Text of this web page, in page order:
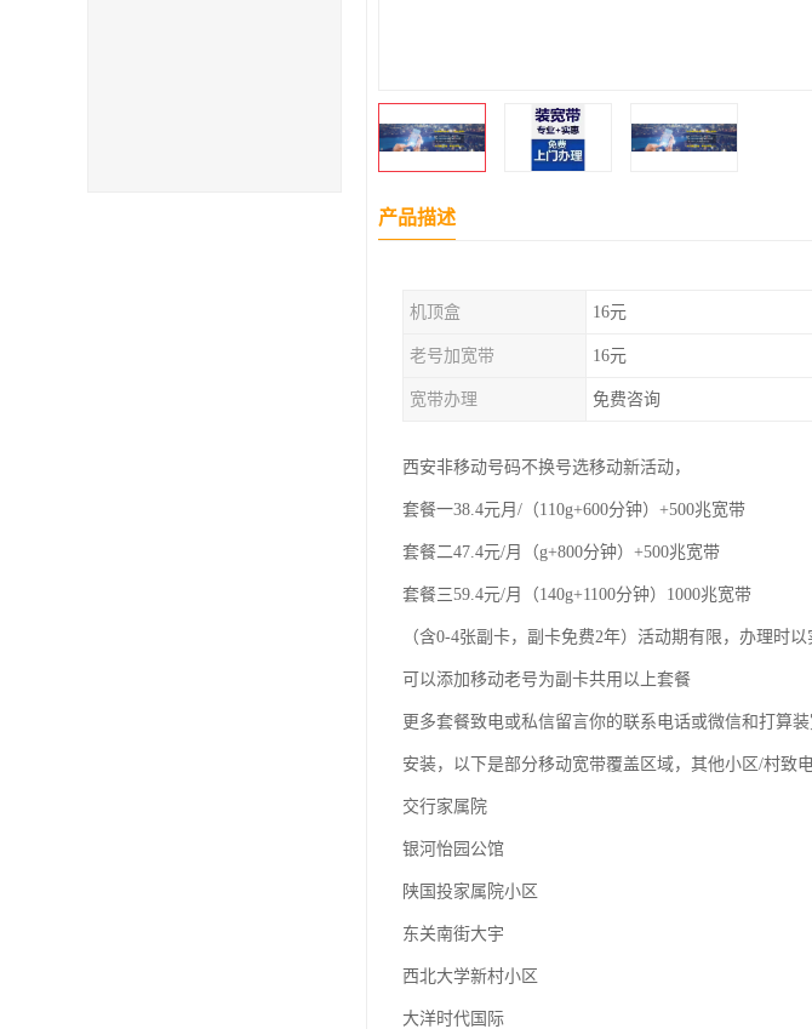
产品描述
机顶盒 16元
老号加宽带 16元
宽带办理 免费咨询
西安非移动号码不换号选移动新活动，
套餐一38.4元月/（110g+600分钟）+500兆宽带
套餐二47.4元/月（g+800分钟）+500兆宽带
套餐三59.4元/月（140g+1100分钟）1000兆宽带
（含0-4张副卡，副卡免费2年）活动期有限，办理时
可以添加移动老号为副卡共用以上套餐
更多套餐致电或私信留言你的联系电话或微信和打算
安装，以下是部分移动宽带覆盖区域，其他小区/村致
交行家属院
银河怡园公馆
陕国投家属院小区
东关南街大宇
西北大学新村小区
大洋时代国际